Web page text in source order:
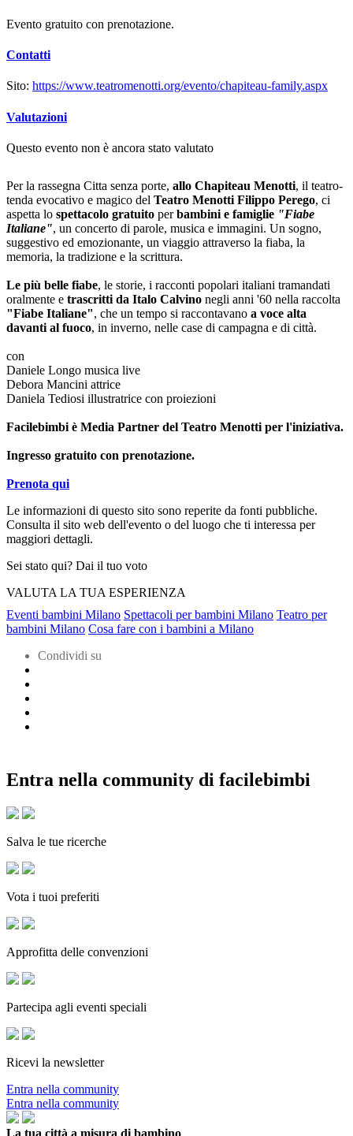
Evento gratuito con prenotazione.
Contatti
Sito: https://www.teatromenotti.org/evento/chapiteau-family.aspx
Valutazioni
Questo evento non è ancora stato valutato
Per la rassegna Citta senza porte, allo Chapiteau Menotti, il teatro-
tenda evocativo e magico del Teatro Menotti Filippo Perego, ci
aspetta lo spettacolo gratuito perbambini e famiglie "Fiabe
Italiane", un concerto di parole, musica e immagini. Un sogno,
suggestivo ed emozionante, un viaggio attraverso la fiaba, la
memoria, la tradizione e la scrittura.
Le più belle fiabe, le storie, i racconti popolari italiani tramandati
oralmente e trascritti da Italo Calvino negli anni '60 nella raccolta
"Fiabe Italiane", che un tempo si raccontavano a voce alta
davanti al fuoco, in inverno, nelle case di campagna e di città.
con
Daniele Longo musica live
Debora Mancini attrice
Daniela Tediosi illustratrice con proiezioni
Facilebimbi è Media Partner del Teatro Menotti per l'iniziativa.
Ingresso gratuito con prenotazione.
Prenota qui
Le informazioni di questo sito sono reperite da fonti pubbliche.
Consulta il sito web dell'evento o del luogo che ti interessa per
maggiori dettagli.
Sei stato qui? Dai il tuo voto
VALUTA LA TUA ESPERIENZA
Eventi bambini Milano Spettacoli per bambini Milano Teatro per
bambini Milano Cosa fare con i bambini a Milano
Condividi su
Entra nella community di facilebimbi
Salva le tue ricerche
Vota i tuoi preferiti
Approfitta delle convenzioni
Partecipa agli eventi speciali
Ricevi la newsletter
Entra nella community
Entra nella community
La tua città a misura di bambino